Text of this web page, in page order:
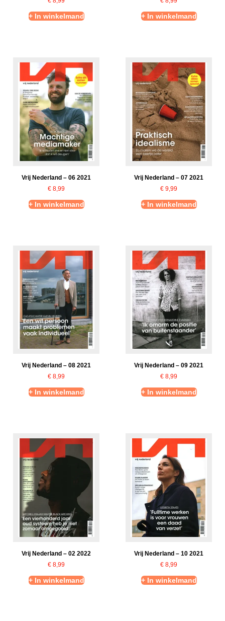
+ In winkelmand + In winkelmand
Vrij Nederland – 06 2021
€ 8,99
+ In winkelmand
Vrij Nederland – 07 2021
€ 9,99
+ In winkelmand
Vrij Nederland – 08 2021
€ 8,99
+ In winkelmand
Vrij Nederland – 09 2021
€ 8,99
+ In winkelmand
Vrij Nederland – 02 2022
€ 8,99
+ In winkelmand
Vrij Nederland – 10 2021
€ 8,99
+ In winkelmand